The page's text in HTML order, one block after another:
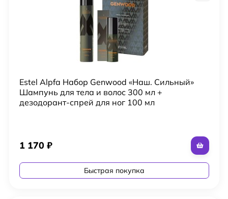
Estel Alpfa Набор Genwood «Наш. Сильный»
Шампунь для тела и волос 300 мл +
дезодорант-спрей для ног 100 мл
1 170 ₽
Быстрая покупка